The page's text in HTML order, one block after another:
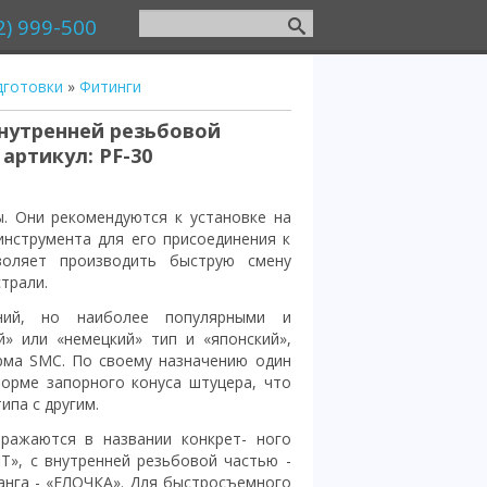
999-500
» Фитинги
резьбовой
PF-30
Они рекомендуются к установке на
для его присоединения к
производить быструю смену
но наиболее популярными и
или «немецкий» тип и «японский»,
SMC. По своему назначению один
запорного конуса штуцера, что
с другим.
в названии конкрет- ного
с внутренней резьбовой частью -
- «ЕЛОЧКА». Для быстросъемного